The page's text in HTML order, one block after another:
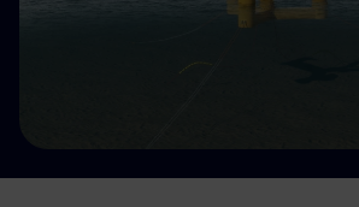
Scenari energetici